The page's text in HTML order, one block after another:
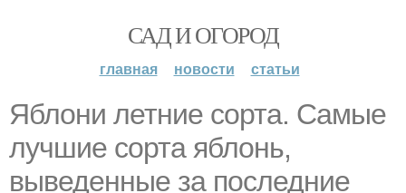
САД И ОГОРОД
главная новости статьи
Яблони летние сорта. Самые
лучшие сорта яблонь,
выведенные за последние